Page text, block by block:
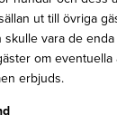
ut till övriga
skulle vara de enda
om eventuella
erbjuds.